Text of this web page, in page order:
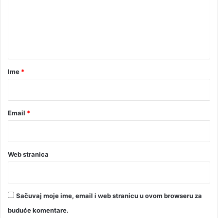
rIme *
Email *
Web stranica
Sačuvaj moje ime, email i web stranicu u ovom browseru za
buduće komentare.